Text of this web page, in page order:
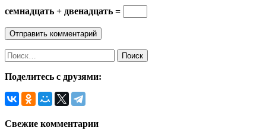
семнадцать + двенадцать =
Найти:
Поделитесь с друзями:
Свежие комментарии